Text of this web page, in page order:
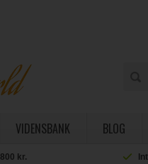
VIDENSBANK BLOG
kr.